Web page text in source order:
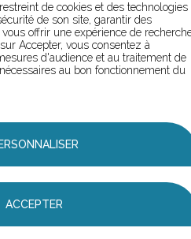
approfondie
personnalisée
de cookies et des technologies
de son site, garantir des
offrir une expérience de
Accepter, vous consentez à
d'audience et au traitement de
au bon fonctionnement du
ACCEPTER